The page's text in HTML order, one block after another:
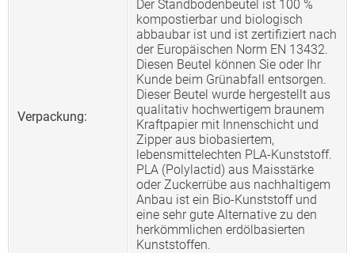
Verpackung:
Der Standbodenbeutel ist 100 %
kompostierbar und biologisch
abbaubar ist und ist zertifiziert nach
der Europäischen Norm EN 13432.
Diesen Beutel können Sie oder Ihr
Kunde beim Grünabfall entsorgen.
Dieser Beutel wurde hergestellt aus
qualitativ hochwertigem braunem
Kraftpapier mit Innenschicht und
Zipper aus biobasiertem,
lebensmittelechten PLA-Kunststoff.
PLA (Polylactid) aus Maisstärke
oder Zuckerrübe aus nachhaltigem
Anbau ist ein Bio-Kunststoff und
eine sehr gute Alternative zu den
herkömmlichen erdölbasierten
Kunststoffen.